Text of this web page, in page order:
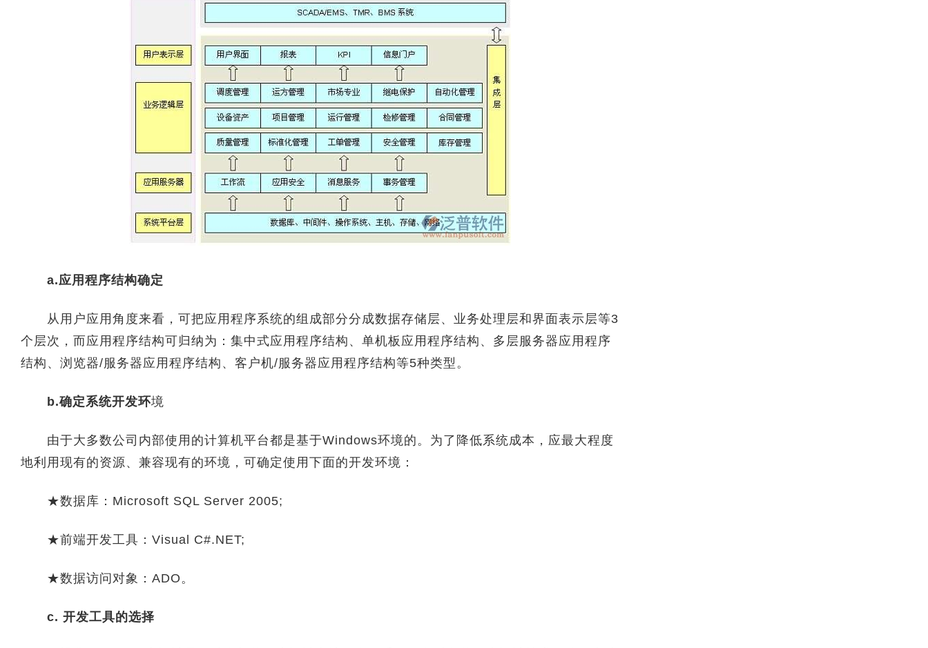
a.应用程序结构确定
从用户应用角度来看，可把应用程序系统的组成部分分成数据存储层、业务处理层和界面表示层等3
个层次，而应用程序结构可归纳为：集中式应用程序结构、单机板应用程序结构、多层服务器应用程序
结构、浏览器/服务器应用程序结构、客户机/服务器应用程序结构等5种类型。
b.确定系统开发环境
由于大多数公司内部使用的计算机平台都是基于Windows环境的。为了降低系统成本，应最大程度
地利用现有的资源、兼容现有的环境，可确定使用下面的开发环境：
★数据库：Microsoft SQL Server 2005;
★前端开发工具：Visual C#.NET;
★数据访问对象：ADO。
c. 开发工具的选择